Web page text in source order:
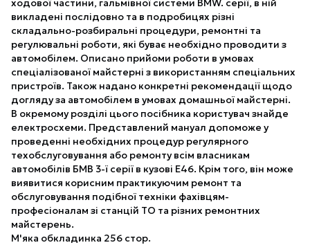
викладені послідовно та в подробицях різні
складально-розбиральні процедури, ремонтні та
регулювальні роботи, які буває необхідно проводити з
автомобілем. Описано прийоми роботи в умовах
спеціалізованої майстерні з використанням спеціальних
пристроїв. Також надано конкретні рекомендації щодо
догляду за автомобілем в умовах домашньої майстерні.
В окремому розділі цього посібника користувач знайде
електросхеми. Представлений мануал допоможе у
проведенні необхідних процедур регулярного
техобслуговування або ремонту всім власникам
автомобілів БМВ 3-ї серії в кузові Е46. Крім того, він може
виявитися корисним практикуючим ремонт та
обслуговування подібної техніки фахівцям-
професіоналам зі станцій ТО та різних ремонтних
майстерень.
М'яка обкладинка 256 стор.